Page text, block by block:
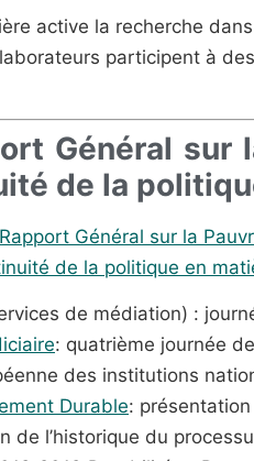
active la recherche
participent à
Général sur
de la
Rapport Général sur la
de la politique en
de médiation) :
: quatrième journée
des institutions
Durable:
de l’historique du